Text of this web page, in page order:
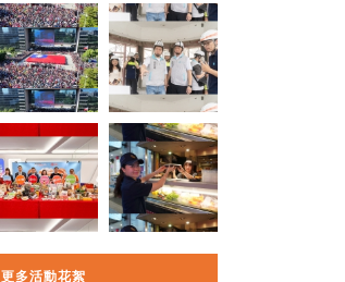
更多活動花絮